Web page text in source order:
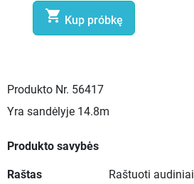
 Kup próbkę
Produkto Nr. 56417
Yra sandėlyje 14.8m
Produkto savybės
Raštas
Raštuoti audiniai